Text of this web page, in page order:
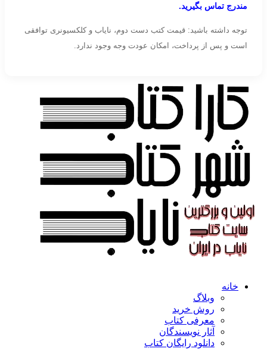
مندرج تماس بگیرید.
توجه داشته باشید: قیمت کتب دست دوم، نایاب و کلکسیونری توافقی
است و پس از پرداخت، امکان عودت وجه وجود ندارد.
خانه
وبلاگ
روش خرید
معرفی کتاب
آثار نویسندگان
دانلود رایگان کتاب